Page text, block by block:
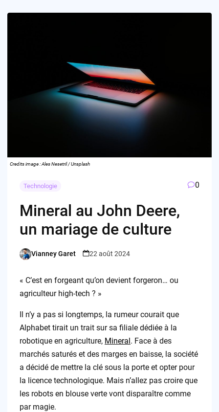
Credits image : Ales Nesetril / Unsplash
Technologie 0
Mineral au John Deere,
un mariage de culture
Posted
Vianney Garet 22 août 2024
« C’est en forgeant qu’on devient forgeron… ou
agriculteur high-tech ? »
Il n’y a pas si longtemps, la rumeur courait que
Alphabet tirait un trait sur sa filiale dédiée à la
robotique en agriculture, Mineral. Face à des
marchés saturés et des marges en baisse, la société
a décidé de mettre la clé sous la porte et opter pour
la licence technologique. Mais n’allez pas croire que
les robots en blouse verte vont disparaître comme
par magie.